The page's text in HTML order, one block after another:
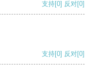
支持[0] 反对[0]
支持[0] 反对[0]